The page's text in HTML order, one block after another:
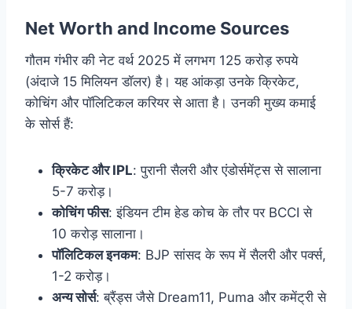
Net Worth and Income Sources
गौतम गंभीर की नेट वर्थ 2025 में लगभग 125 करोड़ रुपये
(अंदाजे 15 मिलियन डॉलर) है। यह आंकड़ा उनके क्रिकेट,
कोचिंग और पॉलिटिकल करियर से आता है। उनकी मुख्य कमाई
के सोर्स हैं:
क्रिकेट और IPL: पुरानी सैलरी और एंडोर्समेंट्स से सालाना
5-7 करोड़।
कोचिंग फीस: इंडियन टीम हेड कोच के तौर पर BCCI से
10 करोड़ सालाना।
पॉलिटिकल इनकम: BJP सांसद के रूप में सैलरी और पर्क्स,
1-2 करोड़।
अन्य सोर्स: ब्रैंड्स जैसे Dream11, Puma और कमेंट्री से